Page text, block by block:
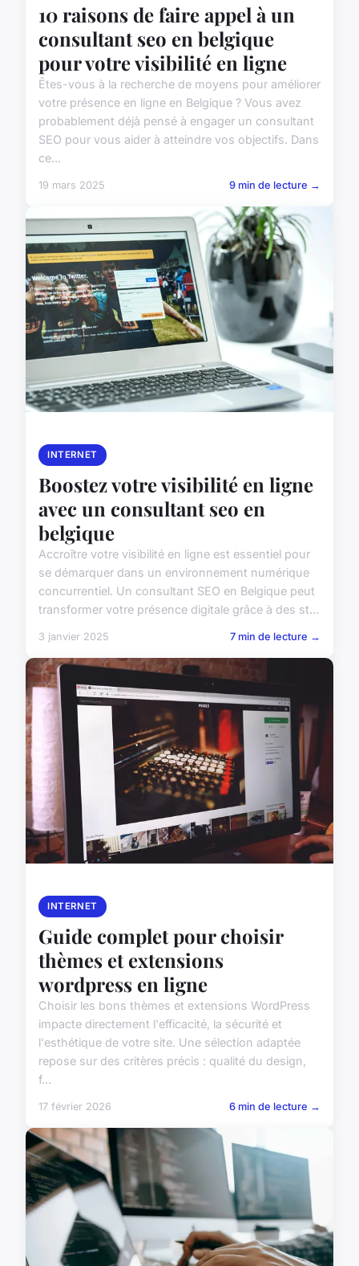
10 raisons de faire appel à un
consultant seo en belgique
pour votre visibilité en ligne
Êtes-vous à la recherche de moyens pour améliorer
votre présence en ligne en Belgique ? Vous avez
probablement déjà pensé à engager un consultant
SEO pour vous aider à atteindre vos objectifs. Dans
ce...
19 mars 2025 9 min de lecture →
INTERNET
Boostez votre visibilité en ligne
avec un consultant seo en
belgique
Accroître votre visibilité en ligne est essentiel pour
se démarquer dans un environnement numérique
concurrentiel. Un consultant SEO en Belgique peut
transformer votre présence digitale grâce à des st...
3 janvier 2025 7 min de lecture →
INTERNET
Guide complet pour choisir
thèmes et extensions
wordpress en ligne
Choisir les bons thèmes et extensions WordPress
impacte directement l'efficacité, la sécurité et
l'esthétique de votre site. Une sélection adaptée
repose sur des critères précis : qualité du design,
f...
17 février 2026 6 min de lecture →